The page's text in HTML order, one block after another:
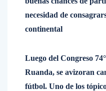
necesidad de
continental
Luego del Congreso
Ruanda, se avizoran
fútbol. Uno de los